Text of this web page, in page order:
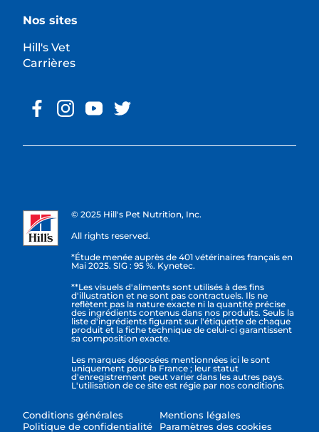
Nos sites
Hill's Vet
Carrières
© 2025 Hill's Pet Nutrition, Inc.
All rights reserved.
*Étude menée auprès de 401 vétérinaires français en
Mai 2025. SIG : 95 %. Kynetec.
**Les visuels d'aliments sont utilisés à des fins
d'illustration et ne sont pas contractuels. Ils ne
reflètent pas la nature exacte ni la quantité précise
des ingrédients contenus dans nos produits. Seuls la
liste d'ingrédients figurant sur l'étiquette de chaque
produit et la fiche technique de celui-ci garantissent
sa composition exacte.
Les marques déposées mentionnées ici le sont
uniquement pour la France ; leur statut
d'enregistrement peut varier dans les autres pays.
L'utilisation de ce site est régie par nos conditions.
Conditions générales
Politique de confidentialité
Mentions légales
Paramètres des cookies